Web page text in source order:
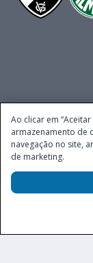
Este site é operado
endereço na Avenida
Município de São
Secretaria de Prêmios
247, de
Ao clicar em
armazenamento de
navegação no site,
de marketing.